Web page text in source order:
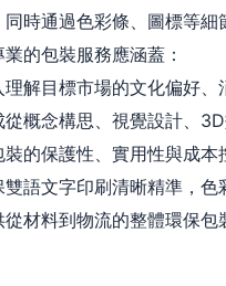
時通過色彩條、圖標等細
業的包裝服務應涵蓋：
理解目標市場的文化偏好、
從概念構思、視覺設計、
的保護性、實用性與成本
雙語文字印刷清晰精準，
從材料到物流的整體環保包